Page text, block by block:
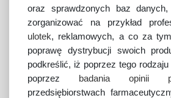
oraz sprawdzonych baz
zorganizować na przykład
ulotek, reklamowych, a co za
poprawę dystrybucji swoich
podkreślić, iż poprzez tego rodzaju
poprzez badania opinii
przedsiębiorstwach